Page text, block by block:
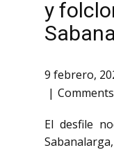
y
9 febrero,
El desfile
Sabanalarga,